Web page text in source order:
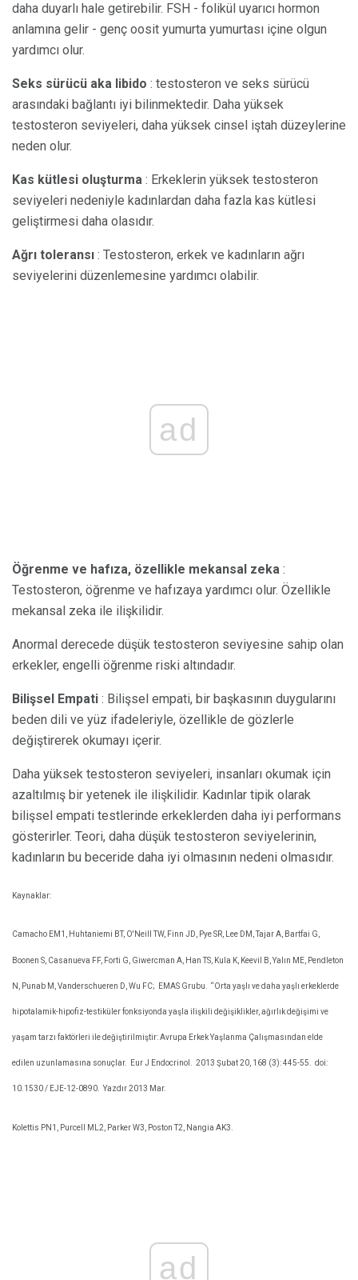
daha duyarlı hale getirebilir. FSH - folikül uyarıcı hormon
anlamına gelir - genç oosit yumurta yumurtası içine olgun
yardımcı olur.
Seks sürücü aka libido : testosteron ve seks sürücü
arasındaki bağlantı iyi bilinmektedir. Daha yüksek
testosteron seviyeleri, daha yüksek cinsel iştah düzeylerine
neden olur.
Kas kütlesi oluşturma : Erkeklerin yüksek testosteron
seviyeleri nedeniyle kadınlardan daha fazla kas kütlesi
geliştirmesi daha olasıdır.
Ağrı toleransı : Testosteron, erkek ve kadınların ağrı
seviyelerini düzenlemesine yardımcı olabilir.
ad
Öğrenme ve hafıza, özellikle mekansal zeka :
Testosteron, öğrenme ve hafızaya yardımcı olur. Özellikle
mekansal zeka ile ilişkilidir.
Anormal derecede düşük testosteron seviyesine sahip olan
erkekler, engelli öğrenme riski altındadır.
Bilişsel Empati : Bilişsel empati, bir başkasının duygularını
beden dili ve yüz ifadeleriyle, özellikle de gözlerle
değiştirerek okumayı içerir.
Daha yüksek testosteron seviyeleri, insanları okumak için
azaltılmış bir yetenek ile ilişkilidir. Kadınlar tipik olarak
bilişsel empati testlerinde erkeklerden daha iyi performans
gösterirler. Teori, daha düşük testosteron seviyelerinin,
kadınların bu beceride daha iyi olmasının nedeni olmasıdır.
Kaynaklar:
Camacho EM1, Huhtaniemi BT, O'Neill TW, Finn JD, Pye SR, Lee DM, Tajar A, Bartfai G,
Boonen S, Casanueva FF, Forti G, Giwercman A, Han TS, Kula K, Keevil B, Yalın ME, Pendleton
N, Punab M, Vanderschueren D, Wu FC; EMAS Grubu. “Orta yaşlı ve daha yaşlı erkeklerde
hipotalamik-hipofiz-testiküler fonksiyonda yaşla ilişkili değişiklikler, ağırlık değişimi ve
yaşam tarzı faktörleri ile değiştirilmiştir: Avrupa Erkek Yaşlanma Çalışmasından elde
edilen uzunlamasına sonuçlar. Eur J Endocrinol. 2013 Şubat 20, 168 (3): 445-55. doi:
10.1530 / EJE-12-0890. Yazdır 2013 Mar.
Kolettis PN1, Purcell ML2, Parker W3, Poston T2, Nangia AK3.
ad